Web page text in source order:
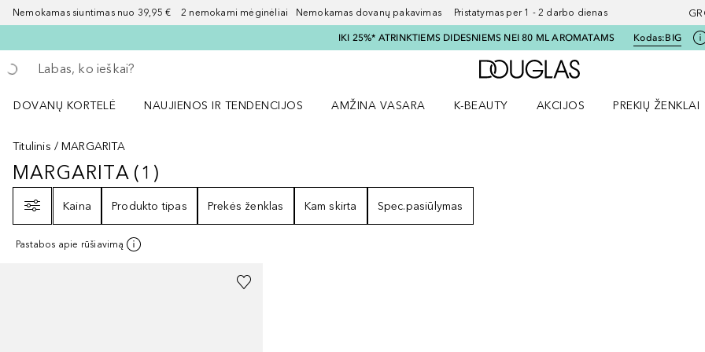
Nemokamas siuntimas nuo 39,95 € 2 nemokami mėginėliai Nemokamas dovanų pakavimas Pristatymas per 1 - 2 darbo dienas
IKI 25%* ATRINKTIEMS DIDESNIEMS NEI 80 ML AROMATAMS Kodas:BIG
Grįžk atgal
Vykdykite paiešką
Į Douglas pagrindinį
DOVANŲ KORTELĖ
NAUJIENOS IR TENDENCIJOS
AMŽINA VASARA
K-BEAUTY
AKCIJOS
PREKIŲ ŽENKLAI
Titulinis
MARGARITA
MARGARITA1
MARGARITA (1 )
Kaina
Produkto tipas Prekės ženklas Kam skirta Spec.pasiūlymas
Pastabos apie rūšiavimą